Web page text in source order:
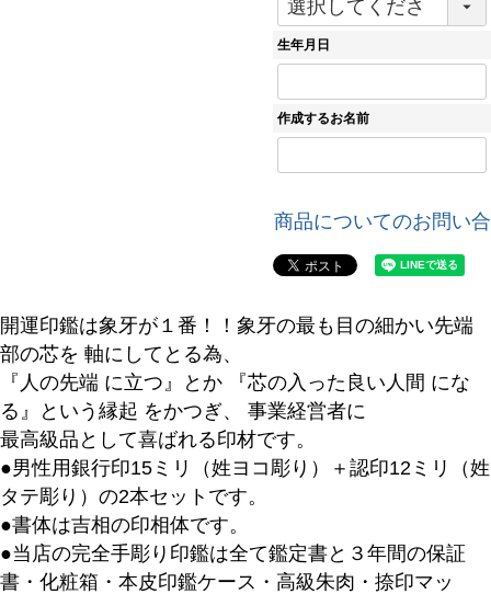
必
)
生年月日
作成するお名前
商品についてのお問い
開運印鑑は象牙が１番！！象牙の最も目の細かい先端
部の芯を 軸にしてとる為、
『人の先端 に立つ』とか 『芯の入った良い人間 にな
る』という縁起 をかつぎ、 事業経営者に
最高級品として喜ばれる印材です。
●男性用銀行印15ミリ（姓ヨコ彫り）＋認印12ミリ（姓
タテ彫り）の2本セットです。
●書体は吉相の印相体です。
●当店の完全手彫り印鑑は全て鑑定書と３年間の保証
書・化粧箱・本皮印鑑ケース・高級朱肉・捺印マッ